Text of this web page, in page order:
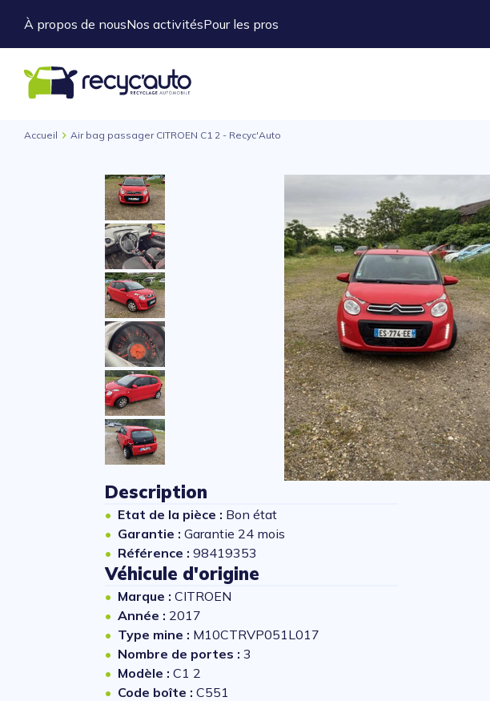
À propos de nousNos activitésPour les pros
Accueil Air bag passager CITROEN C1 2 - Recyc'Auto
Description
Etat de la pièce : Bon état
Garantie : Garantie 24 mois
Référence : 98419353
Véhicule d'origine
Marque : CITROEN
Année : 2017
Type mine : M10CTRVP051L017
Nombre de portes : 3
Modèle : C1 2
Code boîte : C551